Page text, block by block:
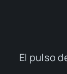
El pul­so